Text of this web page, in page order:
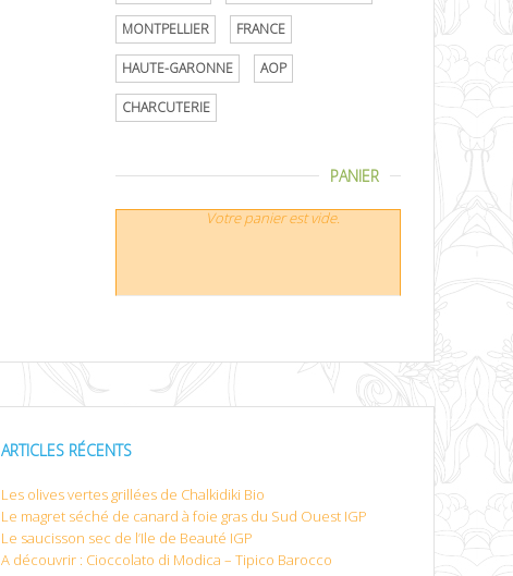
MONTPELLIER FRANCE
HAUTE-GARONNE AOP
CHARCUTERIE
PANIER
Votre panier est vide.
ARTICLES RÉCENTS
Les olives vertes grillées de Chalkidiki Bio
Le magret séché de canard à foie gras du Sud Ouest IGP
Le saucisson sec de l’Ile de Beauté IGP
A découvrir : Cioccolato di Modica – Tipico Barocco